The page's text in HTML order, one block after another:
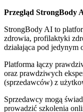
Przegląd StrongBody
StrongBody AI to
zdrowia, profilaktyki
działająca pod jedynym
Platforma łączy
oraz prawdziwych
(sprzedawców) z
Sprzedawcy mogą
prowadzić szkolenia